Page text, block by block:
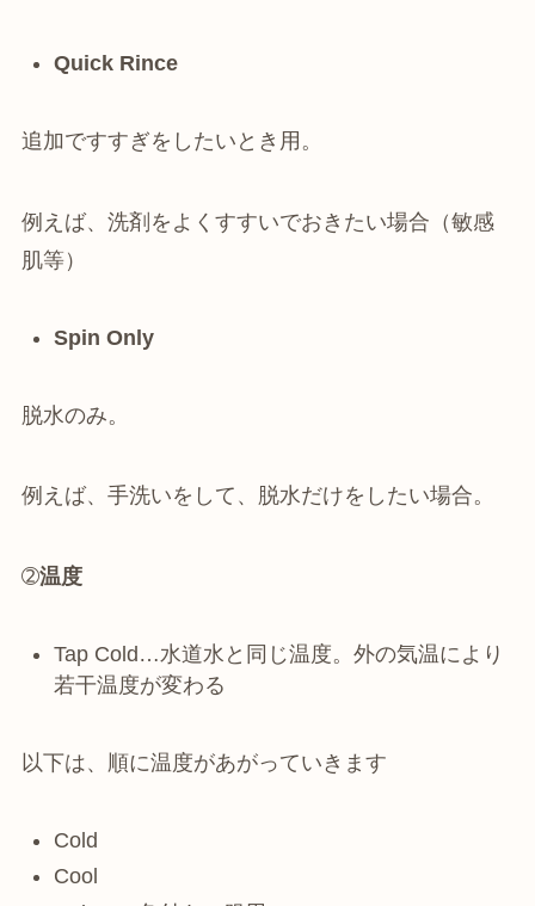
Quick Rince
追加ですすぎをしたいとき用。
例えば、洗剤をよくすすいでおきたい場合（敏感
肌等）
Spin Only
脱水のみ。
例えば、手洗いをして、脱水だけをしたい場合。
➁温度
Tap Cold…水道水と同じ温度。外の気温により
若干温度が変わる
以下は、順に温度があがっていきます
Cold
Cool